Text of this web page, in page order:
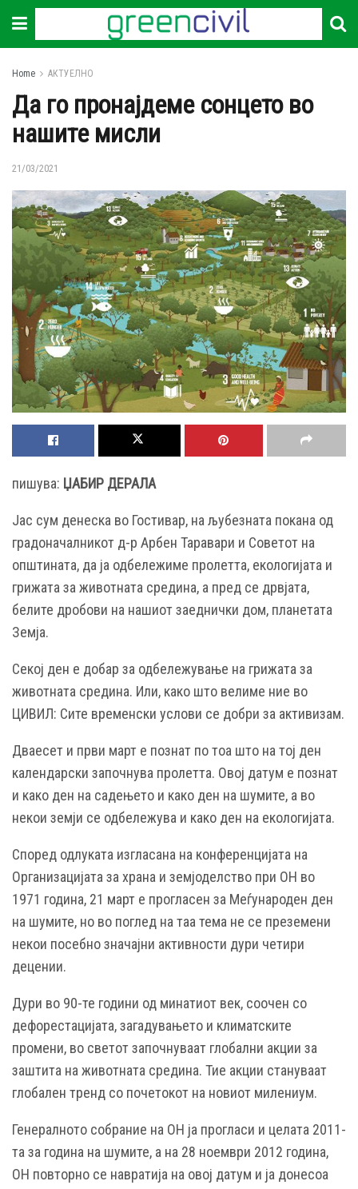
Home АКТУЕЛНО
Да го пронајдеме сонцето во
нашите мисли
21/03/2021
пишува: ЏАБИР ДЕРАЛА
Јас сум денеска во Гостивар, на љубезната покана од
градоначалникот д-р Арбен Таравари и Советот на
општината, да ја одбележиме пролетта, екологијата и
грижата за животната средина, а пред се дрвјата,
белите дробови на нашиот заеднички дом, планетата
Земја.
Секој ден е добар за одбележување на грижата за
животната средина. Или, како што велиме ние во
ЦИВИЛ: Сите временски услови се добри за активизам.
Дваесет и први март е познат по тоа што на тој ден
календарски започнува пролетта. Овој датум е познат
и како ден на садењето и како ден на шумите, а во
некои земји се одбележува и како ден на екологијата.
Според одлуката изгласана на конференцијата на
Организацијата за храна и земјоделство при ОН во
1971 година, 21 март е прогласен за Меѓународен ден
на шумите, но во поглед на таа тема не се преземени
некои посебно значајни активности дури четири
децении.
Дури во 90-те години од минатиот век, соочен со
дефорестацијата, загадувањето и климатските
промени, во светот започнуваат глобални акции за
заштита на животната средина. Тие акции стануваат
глобален тренд со почетокот на новиот милениум.
Генералното собрание на ОН ја прогласи и целата 2011-
та за година на шумите, а на 28 ноември 2012 година,
ОН повторно се навратија на овој датум и ја донесоа